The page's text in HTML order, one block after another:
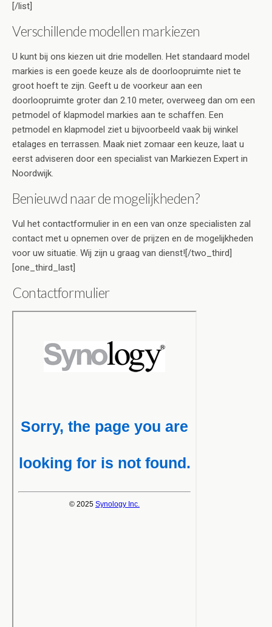
[/list]
Verschillende modellen markiezen
U kunt bij ons kiezen uit drie modellen. Het standaard model
markies is een goede keuze als de doorloopruimte niet te
groot hoeft te zijn. Geeft u de voorkeur aan een
doorloopruimte groter dan 2.10 meter, overweeg dan om een
petmodel of klapmodel markies aan te schaffen. Een
petmodel en klapmodel ziet u bijvoorbeeld vaak bij winkel
etalages en terrassen. Maak niet zomaar een keuze, laat u
eerst adviseren door een specialist van Markiezen Expert in
Noordwijk.
Benieuwd naar de mogelijkheden?
Vul het contactformulier in en een van onze specialisten zal
contact met u opnemen over de prijzen en de mogelijkheden
voor uw situatie. Wij zijn u graag van dienst![/two_third]
[one_third_last]
Contactformulier